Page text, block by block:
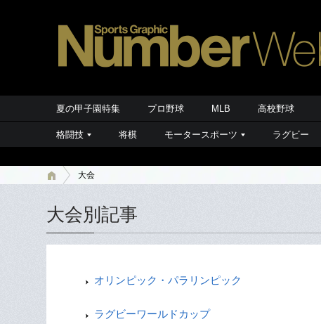
夏の甲子園特集 プロ野球 MLB 高校野球
格闘技 将棋 モータースポーツ ラグビー
大会
大会別記事
オリンピック・パラリンピック
ラグビーワールドカップ